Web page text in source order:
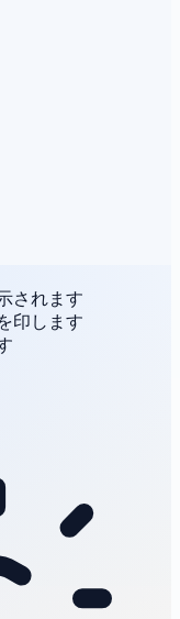
されます
印します